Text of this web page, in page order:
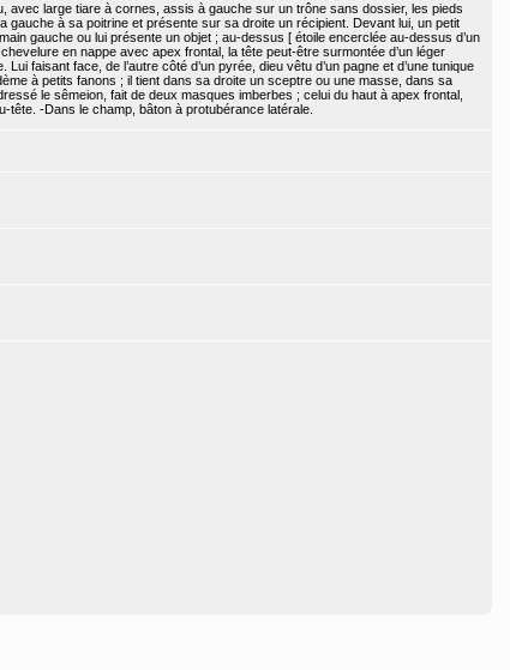
avec large tiare à cornes, assis à gauche sur un trône sans dossier, les pieds
gauche à sa poitrine et présente sur sa droite un récipient. Devant lui, un petit
gauche ou lui présente un objet ; au-dessus [ étoile encerclée au-dessus d’un
en nappe avec apex frontal, la tête peut-être surmontée d’un léger
faisant face, de l’autre côté d’un pyrée, dieu vêtu d’un pagne et d’une tunique
à petits fanons ; il tient dans sa droite un sceptre ou une masse, dans sa
le sêmeion, fait de deux masques imberbes ; celui du haut à apex frontal,
tête. -Dans le champ, bâton à protubérance latérale.